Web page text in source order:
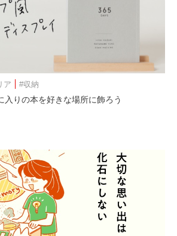
ア #収納
入りの本を好きな場所に飾ろう